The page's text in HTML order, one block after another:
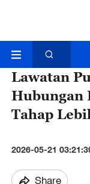
Lawatan
Hubungan
Tahap
2026-05-21
Share